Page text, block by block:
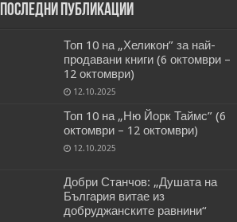
Последни публикации
Топ 10 на „Хеликон” за най-
продавани книги (6 октомври –
12 октомври)
12.10.2025
Топ 10 на „Ню Йорк Таймс” (6
октомври – 12 октомври)
12.10.2025
Добри Станчов: „Душата на
България витае из
добруджанските равнини“